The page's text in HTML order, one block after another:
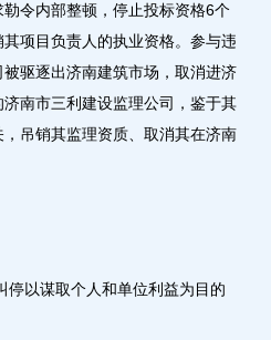
令内部整顿，停止投标资格6个
项目负责人的执业资格。参与违
驱逐出济南建筑市场，取消进济
南市三利建设监理公司，鉴于其
吊销其监理资质、取消其在济南
以谋取个人和单位利益为目的